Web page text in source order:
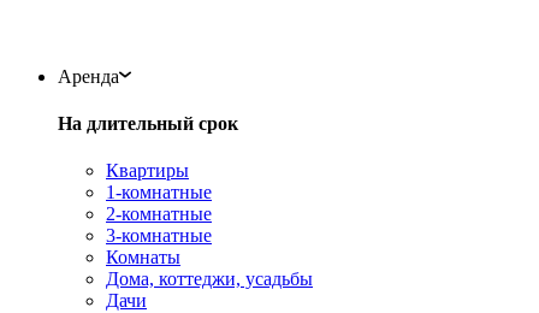
Аренда
На длительный срок
Квартиры
1-комнатные
2-комнатные
3-комнатные
Комнаты
Дома, коттеджи, усадьбы
Дачи